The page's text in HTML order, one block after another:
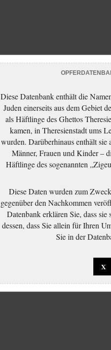
Diese Datenbank enthält die
Juden einerseits aus dem Gebiet
als Häftlinge des Ghettos
kamen, in Theresienstadt ums
wurden. Darüberhinaus enthält
Männer, Frauen und Kinder –
Häftlinge des sogenannten
Diese Daten wurden zum
gegenüber den Nachkommen
Datenbank erklären Sie, dass sie
dessen, dass Sie allein für Ihren
Sie in der
X